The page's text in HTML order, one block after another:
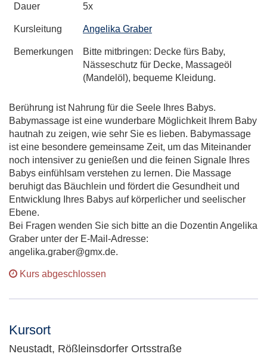
Dauer 5x
Kursleitung Angelika Graber
Bemerkungen
Bitte mitbringen: Decke fürs Baby,
Nässeschutz für Decke, Massageöl
(Mandelöl), bequeme Kleidung.
Berührung ist Nahrung für die Seele Ihres Babys.
Babymassage ist eine wunderbare Möglichkeit Ihrem Baby
hautnah zu zeigen, wie sehr Sie es lieben. Babymassage
ist eine besondere gemeinsame Zeit, um das Miteinander
noch intensiver zu genießen und die feinen Signale Ihres
Babys einfühlsam verstehen zu lernen. Die Massage
beruhigt das Bäuchlein und fördert die Gesundheit und
Entwicklung Ihres Babys auf körperlicher und seelischer
Ebene.
Bei Fragen wenden Sie sich bitte an die Dozentin Angelika
Graber unter der E-Mail-Adresse:
angelika.graber@gmx.de.
Kurs abgeschlossen
Kursort
Neustadt, Rößleinsdorfer Ortsstraße